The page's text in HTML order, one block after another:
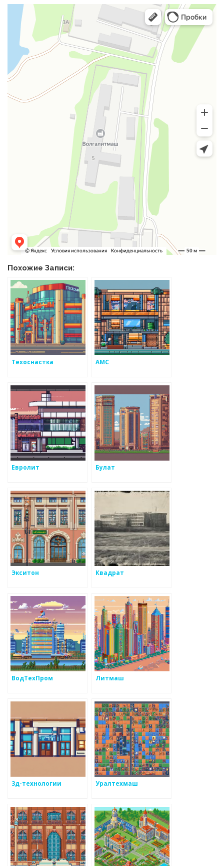
Похожие Записи:
Техоснастка АМС
Евролит Булат
Экситон Квадрат
ВодТехПром Литмаш
3д-технологии Уралтехмаш